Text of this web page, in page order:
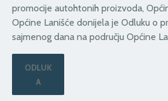
promocije autohtonih proizvoda,
Općine Lanišće donijela je Odluku o
sajmenog dana na području Općine
ODLUK
A